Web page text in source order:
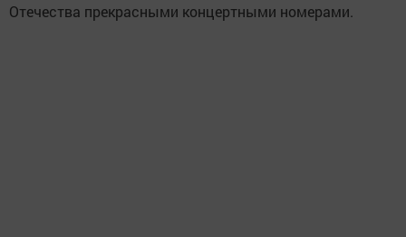
Отечества прекрасными концертными номерами.